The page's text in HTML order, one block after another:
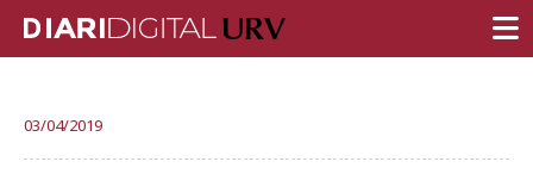
INVESTIGACIÓN
03/04/2019